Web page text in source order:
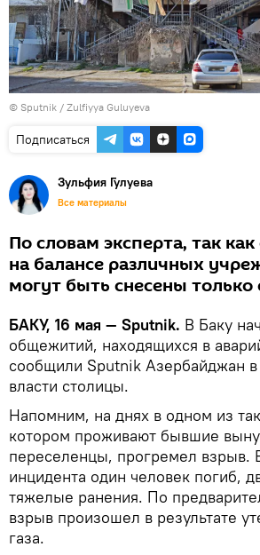
© Sputnik / Zulfiyya Guluyeva
Подписаться
Зульфия Гулуева
Все материалы
По словам эксперта, так
на балансе различных
могут быть снесены только
БАКУ, 16 мая — Sputnik. В Баку
общежитий, находящихся в
сообщили Sputnik Азербайджан
власти столицы.
Напомним, на днях в одном из
котором проживают бывшие
переселенцы, прогремел взрыв.
инцидента один человек погиб,
тяжелые ранения. По
взрыв произошел в результате
газа.